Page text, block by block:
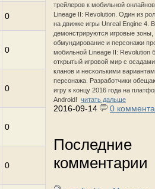
трейлеров к мобильной
Lineage II: Revolution. Один из
на движке игры Unreal Engine 4.
демонстрируются игровые зоны,
обмундирование и персонажи
мобильной Lineage II: Revolution
открытый игровой мир с
кланов и несколькими
персонажа. Разработчики
игру к концу 2016 года на
Android! читать дальше
2016-09-14 0
Последние
комментарии
0
0
0
0
0